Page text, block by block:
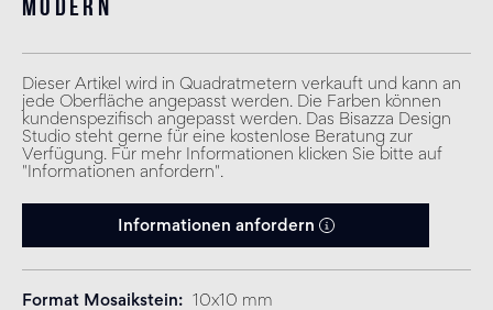
modern
Dieser Artikel wird in Quadratmetern verkauft und kann an
jede Oberfläche angepasst werden. Die Farben können
kundenspezifisch angepasst werden. Das Bisazza Design
Studio steht gerne für eine kostenlose Beratung zur
Verfügung. Für mehr Informationen klicken Sie bitte auf
"Informationen anfordern".
Informationen anfordern
Format Mosaikstein 10x10 mm